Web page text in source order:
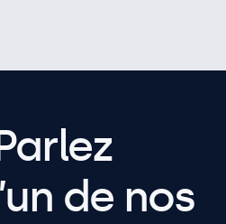
de nos